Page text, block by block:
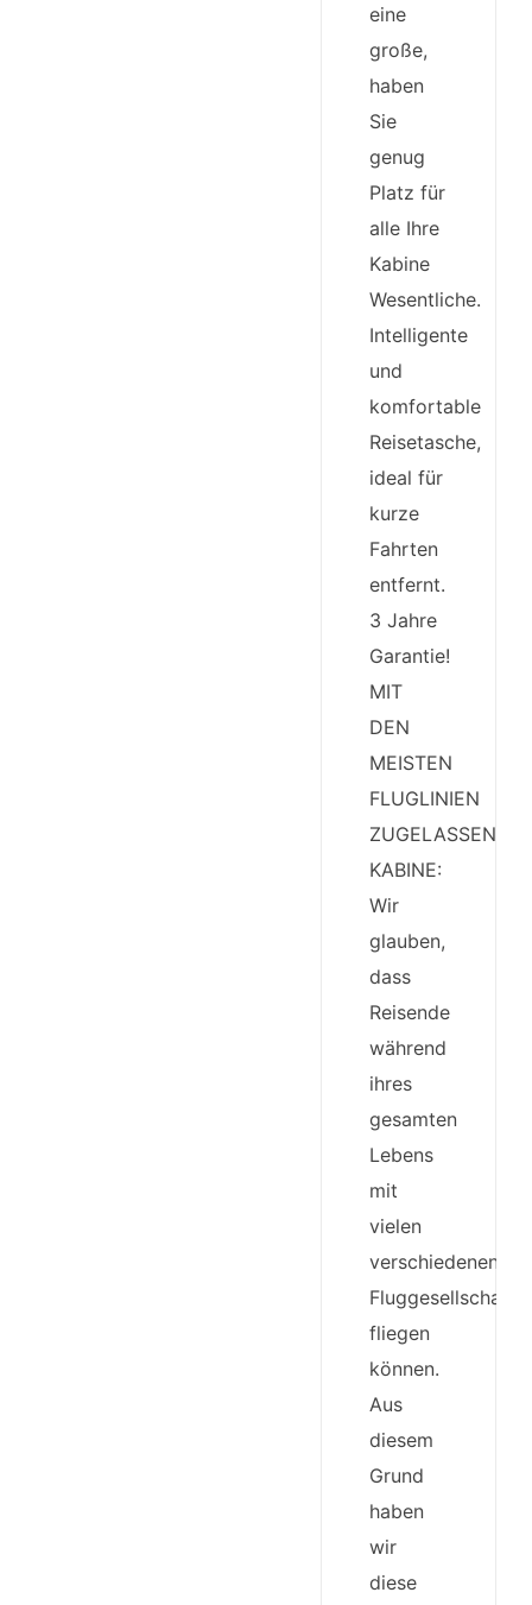
eine
große,
haben
Sie
genug
Platz für
alle Ihre
Kabine
Wesentliche.
Intelligente
und
komfortable
Reisetasche,
ideal für
kurze
Fahrten
entfernt.
3 Jahre
Garantie!
MIT
DEN
MEISTEN
FLUGLINIEN
ZUGELASSENE
KABINE:
Wir
glauben,
dass
Reisende
während
ihres
gesamten
Lebens
mit
vielen
verschiedenen
fliegen
können.
Aus
diesem
Grund
haben
wir
diese